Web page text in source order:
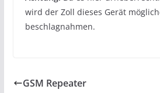
wird der Zoll dieses Gerät
beschlagnahmen.
GSM Repeater